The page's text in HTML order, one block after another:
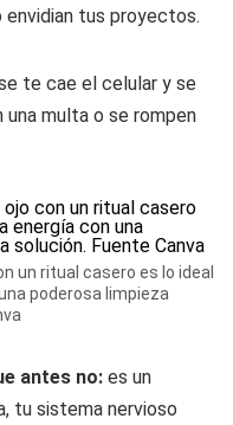
envidian tus proyectos.
te cae el celular y se
multa o se rompen
un ritual casero es lo ideal
poderosa limpieza
antes no: es un
tu sistema nervioso